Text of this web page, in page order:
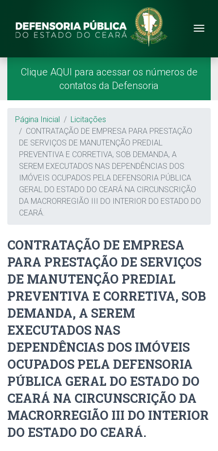
Site da Defensoria
Menu Principal
Página Inicial
Clique AQUI para acessar os números de
contatos da Defensoria
Breadcrumb
Página Inicial
Licitações
CONTRATAÇÃO DE EMPRESA PARA PRESTAÇÃO
DE SERVIÇOS DE MANUTENÇÃO PREDIAL
PREVENTIVA E CORRETIVA, SOB DEMANDA, A
SEREM EXECUTADOS NAS DEPENDÊNCIAS DOS
IMÓVEIS OCUPADOS PELA DEFENSORIA PÚBLICA
GERAL DO ESTADO DO CEARÁ NA CIRCUNSCRIÇÃO
DA MACRORREGIÃO III DO INTERIOR DO ESTADO DO
CEARÁ.
CONTRATAÇÃO DE EMPRESA
PARA PRESTAÇÃO DE SERVIÇOS
DE MANUTENÇÃO PREDIAL
PREVENTIVA E CORRETIVA, SOB
DEMANDA, A SEREM
EXECUTADOS NAS
DEPENDÊNCIAS DOS IMÓVEIS
OCUPADOS PELA DEFENSORIA
PÚBLICA GERAL DO ESTADO DO
CEARÁ NA CIRCUNSCRIÇÃO DA
MACRORREGIÃO III DO INTERIOR
DO ESTADO DO CEARÁ.